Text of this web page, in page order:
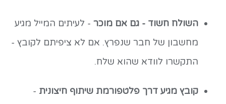
השולח חשוד - גם אם מוכר - לעיתים המייל מגיע
מחשבון של חבר שנפרץ. אם לא ציפיתם לקובץ -
התקשרו לוודא שהוא שלח.
קובץ מגיע דרך פלטפורמת שיתוף חיצונית -